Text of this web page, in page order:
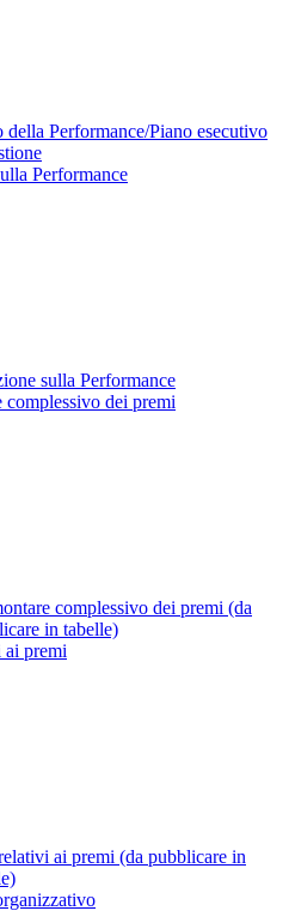
della Performance/Piano esecutivo
Performance
sulla Performance
complessivo dei premi
complessivo dei premi (da
in tabelle)
premi
ai premi (da pubblicare in